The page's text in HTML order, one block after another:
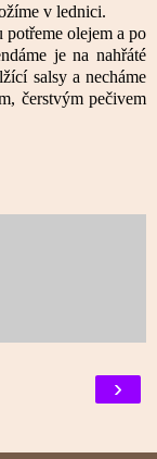
v lednici.
olejem a po
je na nahřáté
salsy a necháme
čerstvým pečivem
›